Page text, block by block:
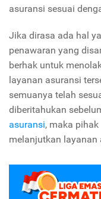
asuransi sesuai
Jika dirasa ada hal
penawaran yang
berhak untuk
layanan asuransi
semuanya telah
diberitahukan
asuransi, maka
melanjutkan layanan